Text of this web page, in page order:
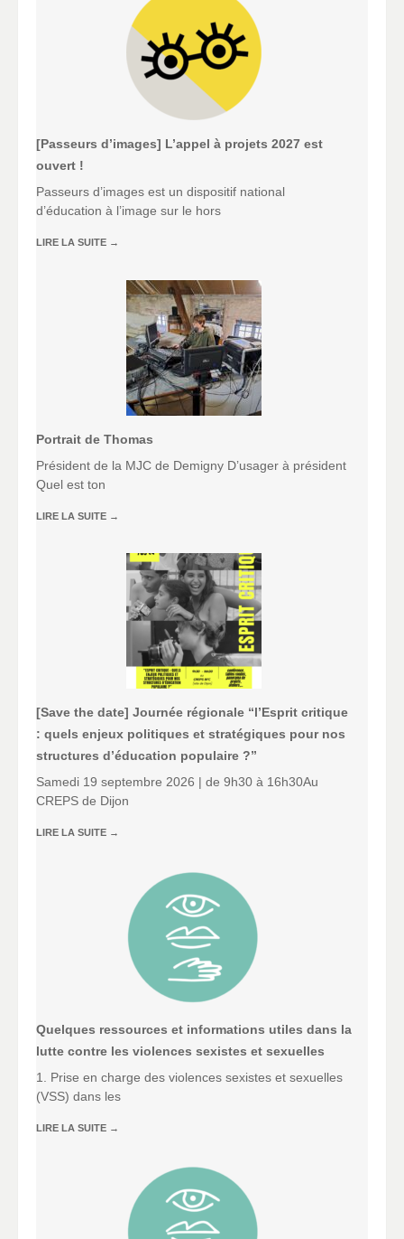
[Passeurs d’images] L’appel à projets 2027 est
ouvert !
Passeurs d’images est un dispositif national
d’éducation à l’image sur le hors
LIRE LA SUITE →
Portrait de Thomas
Président de la MJC de Demigny D’usager à président
Quel est ton
LIRE LA SUITE →
[Save the date] Journée régionale “l’Esprit critique
: quels enjeux politiques et stratégiques pour nos
structures d’éducation populaire ?”
Samedi 19 septembre 2026 | de 9h30 à 16h30Au
CREPS de Dijon
LIRE LA SUITE →
Quelques ressources et informations utiles dans la
lutte contre les violences sexistes et sexuelles
1. Prise en charge des violences sexistes et sexuelles
(VSS) dans les
LIRE LA SUITE →